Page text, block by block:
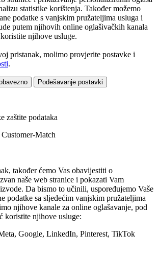
statistike korištenja. Također možemo
podatke s vanjskim pružateljima usluga i
putem njihovih online oglašivačkih kanala
njihove usluge.
pristanak, molimo provjerite postavke i
.
Podešavanje postavki
zaštite podataka
Match
također ćemo Vas obavijestiti o
naše web stranice i pokazati Vam
Da bismo to učinili, uspoređujemo Vaše
podatke sa sljedećim vanjskim pružateljima
njihove kanale za online oglašavanje, pod
koristite njihove usluge:
Google, LinkedIn, Pinterest, TikTok